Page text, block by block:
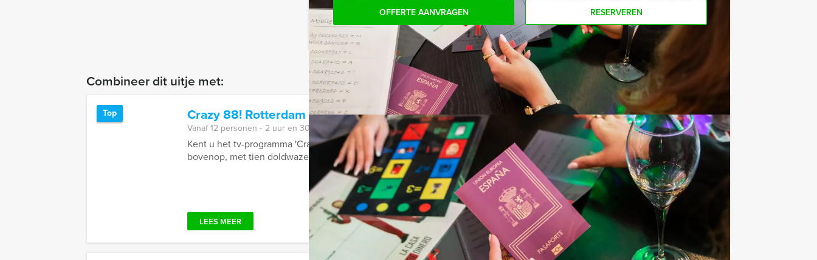
OFFERTE AANVRAGEN RESERVEREN
Combineer dit uitje met:
Crazy 88! Rotterdam
Top Vanaf€ 22,50p.p. excl. BTW
Vanaf 12 personen ‐ 2 uur en 30 minuten
Kent u het tv-programma 'Crazy 88' nog? Bij Holland Tour Guides doen we er in Crazy 88! Rotterdam nog een schepje
bovenop, met tien doldwaze opdrachten.
LEES MEER